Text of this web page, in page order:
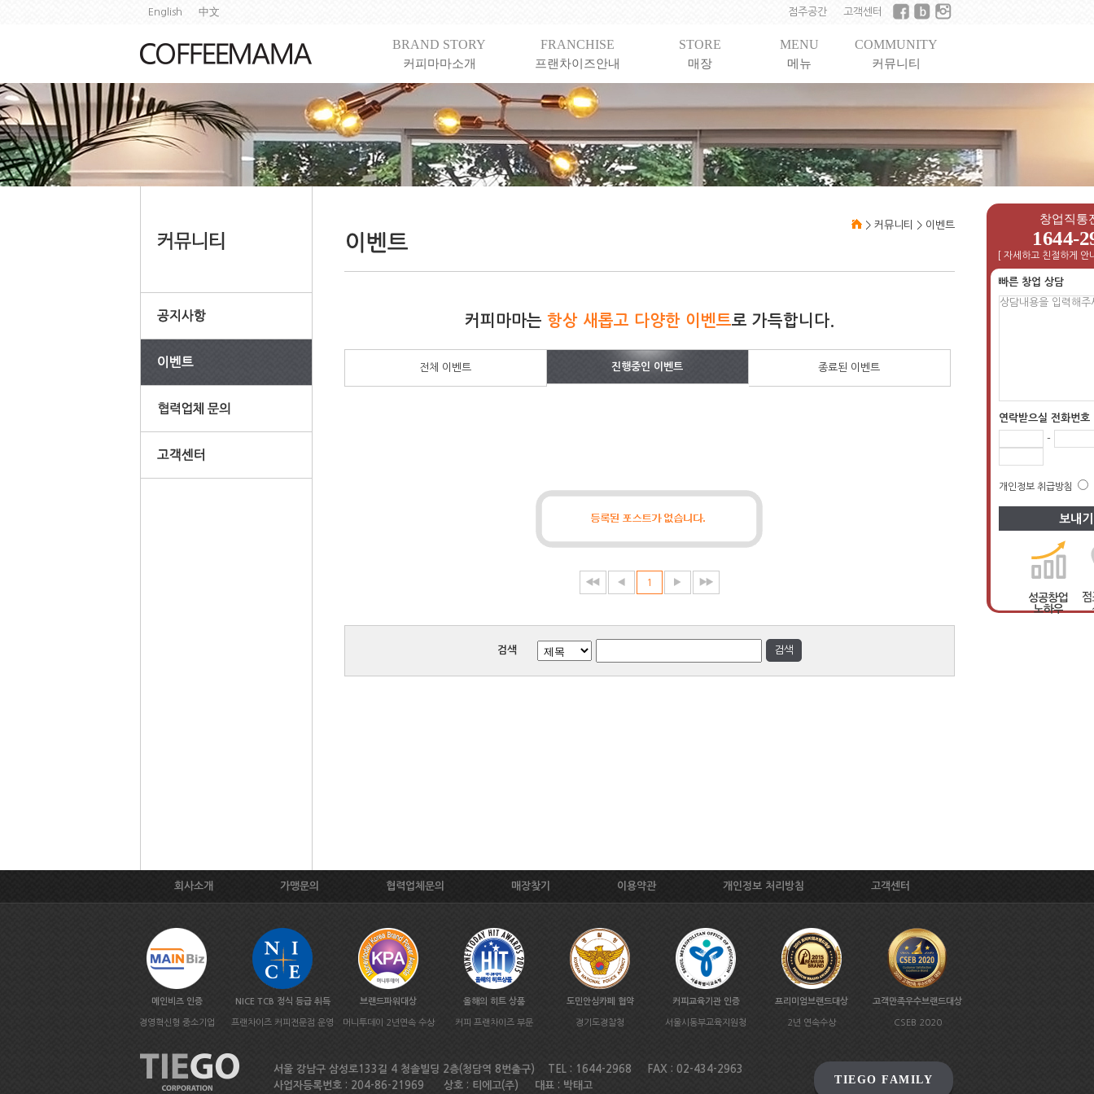
English 中文 점주공간 고객센터
BRAND STORY
커피마마소개
FRANCHISE
프랜차이즈안내
STORE
매장
MENU
메뉴
COMMUNITY
커뮤니티
창업직통
1644-
[ 자세하고 친절하게
빠른 창업 상담
연락받으실 전화번호
-
개인정보 취급방침
> 커뮤니티 > 이벤트
커피마마는 항상 새롭고 다양한 이벤트로 가득합니다.
전체 이벤트 진행중인 이벤트 종료된 이벤트
1
검색
회사소개 가맹문의 협력업체문의 매장찾기 이용약관 개인정보 처리방침 고객센터
메인비즈 인증
경영혁신형 중소기업
NICE TCB 정식 등급 취득
프랜차이즈 커피전문점 운영
브랜드파워대상
머니투데이 2년연속 수상
올해의 히트 상품
커피 프랜차이즈 부문
도민안심카페 협약
경기도경찰청
커피교육기관 인증
서울시동부교육지원청
프리미엄브랜드대상
2년 연속수상
고객만족우수브랜드대상
CSEB 2020
TIEGO FAMILY
서울 강남구 삼성로133길 4 청솔빌딩 2층(청담역 8번출구) TEL : 1644-2968 FAX : 02-434-2963
사업자등록번호 : 204-86-21969 상호 : 티에고(주) 대표 : 박태고